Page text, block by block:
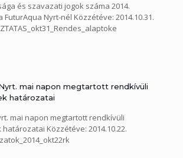
és szavazati jogok száma 2014.
FuturAqua Nyrt-nél Közzétéve: 2014.10.31.
mai napon megtartott rendkívüli
határozatai
mai napon megtartott rendkívüli
Közzétéve: 2014.10.22.